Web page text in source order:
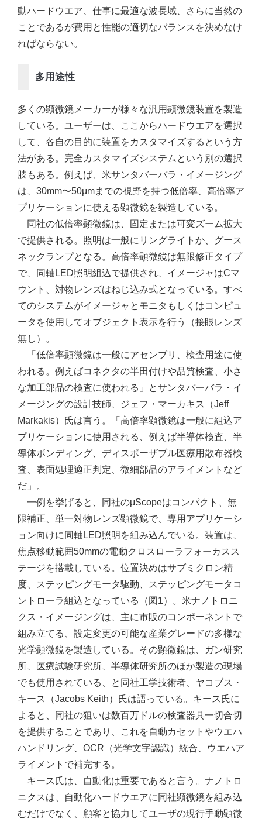
動ハードウエア、仕事に最適な波長域、さらに当然の
ことであるが費用と性能の適切なバランスを決めなけ
ればならない。
多用途性
多くの顕微鏡メーカーが様々な汎用顕微鏡装置を製造
している。ユーザーは、ここからハードウエアを選択
して、各自の目的に装置をカスタマイズするという方
法がある。完全カスタマイズシステムという別の選択
肢もある。例えば、米サンタバーバラ・イメージング
は、30mm〜50μmまでの視野を持つ低倍率、高倍率ア
プリケーションに使える顕微鏡を製造している。
同社の低倍率顕微鏡は、固定または可変ズーム拡大
で提供される。照明は一般にリングライトか、グース
ネックランプとなる。高倍率顕微鏡は無限修正タイプ
で、同軸LED照明組込で提供され、イメージャはCマ
ウント、対物レンズはねじ込み式となっている。すべ
てのシステムがイメージャとモニタもしくはコンピュ
ータを使用してオブジェクト表示を行う（接眼レンズ
無し）。
「低倍率顕微鏡は一般にアセンブリ、検査用途に使
われる。例えばコネクタの半田付けや品質検査、小さ
な加工部品の検査に使われる」とサンタバーバラ・イ
メージングの設計技師、ジェフ・マーカキス（Jeff
Markakis）氏は言う。「高倍率顕微鏡は一般に組込ア
プリケーションに使用される、例えば半導体検査、半
導体ボンディング、ディスポーザブル医療用散布器検
査、表面処理適正判定、微細部品のアライメントなど
だ」。
一例を挙げると、同社のμScopeはコンパクト、無
限補正、単一対物レンズ顕微鏡で、専用アプリケーシ
ョン向けに同軸LED照明を組み込んでいる。装置は、
焦点移動範囲50mmの電動クロスローラフォーカスス
テージを搭載している。位置決めはサブミクロン精
度、ステッピングモータ駆動、ステッピングモータコ
ントローラ組込となっている（図1）。米ナノトロニ
クス・イメージングは、主に市販のコンポーネントで
組み立てる、設定変更の可能な産業グレードの多様な
光学顕微鏡を製造している。その顕微鏡は、ガン研究
所、医療試験研究所、半導体研究所のほか製造の現場
でも使用されている、と同社工学技術者、ヤコブス・
キース（Jacobs Keith）氏は語っている。キース氏に
よると、同社の狙いは数百万ドルの検査器具一切合切
を提供することであり、これを自動カセットやウエハ
ハンドリング、OCR（光学文字認識）統合、ウエハア
ライメントで補完する。
キース氏は、自動化は重要であると言う。ナノトロ
ニクスは、自動化ハードウエアに同社顕微鏡を組み込
むだけでなく、顧客と協力してユーザの現行手動顕微